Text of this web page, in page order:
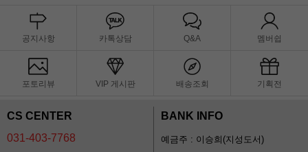
공지사항 카톡상담 Q&A 멤버쉽
포토리뷰 VIP 게시판 배송조회 기획전
CS CENTER
031-403-7768
BANK INFO
예금주 : 이승희(지성도서)